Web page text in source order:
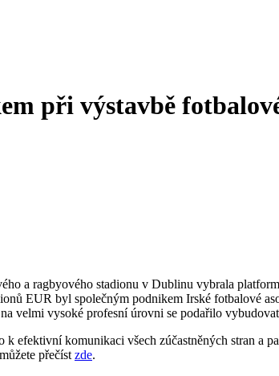
při výstavbě
a ragbyového stadionu v Dublinu vybrala
EUR byl společným podnikem Irské fotbalové
velmi vysoké profesní úrovni se podařilo
efektivní komunikaci všech zúčastněných stran a
přečíst zde.